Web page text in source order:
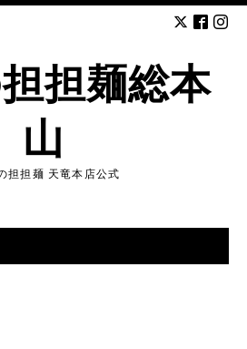
担麺総本
山
担担麺 天竜本店公式